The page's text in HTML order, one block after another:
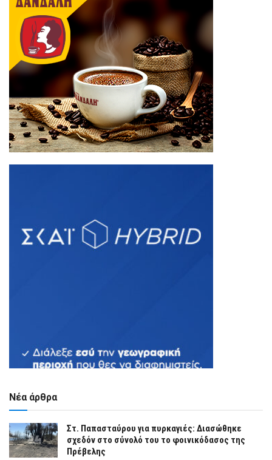
Νέα άρθρα
Στ. Παπασταύρου για πυρκαγιές: Διασώθηκε
σχεδόν στο σύνολό του το φοινικόδασος της
Πρέβελης